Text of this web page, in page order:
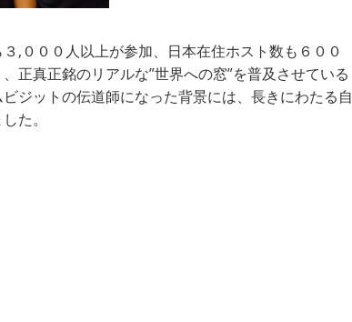
,０００人以上が参加、日本在住ホスト数も６００
正真正銘のリアルな”世界への窓”を普及させている
ジットの伝道師になった背景には、長きにわたる自
た。